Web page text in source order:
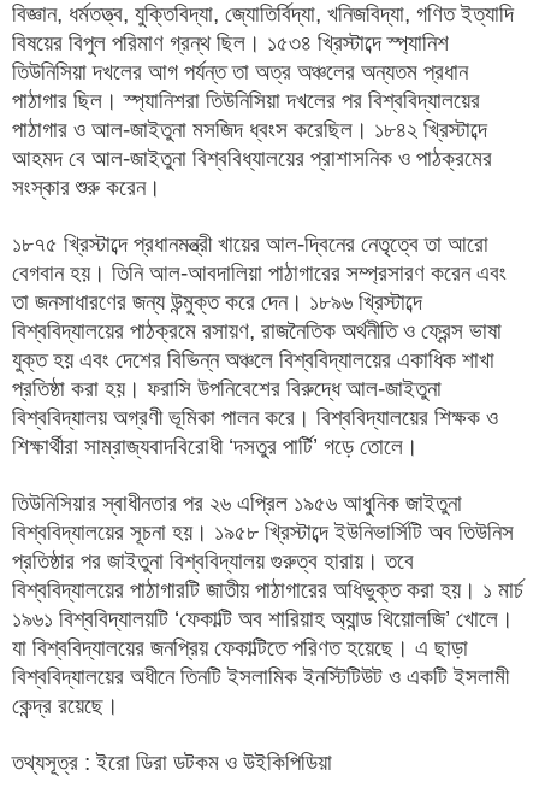
বিজ্ঞান, ধর্মতত্ত্ব, যুক্তিবিদ্যা, জ্যোতির্বিদ্যা, খনিজবিদ্যা, গণিত ইত্যাদি
বিষয়ের বিপুল পরিমাণ গ্রন্থ ছিল। ১৫৩৪ খ্রিস্টাব্দে স্প্যানিশ
তিউনিসিয়া দখলের আগ পর্যন্ত তা অত্র অঞ্চলের অন্যতম প্রধান
পাঠাগার ছিল। স্প্যানিশরা তিউনিসিয়া দখলের পর বিশ্ববিদ্যালয়ের
পাঠাগার ও আল-জাইতুনা মসজিদ ধ্বংস করেছিল। ১৮৪২ খ্রিস্টাব্দে
আহমদ বে আল-জাইতুনা বিশ্ববিধ্যালয়ের প্রাশাসনিক ও পাঠক্রমের
সংস্কার শুরু করেন।
১৮৭৫ খ্রিস্টাব্দে প্রধানমন্ত্রী খায়ের আল-দ্বিনের নেতৃত্বে তা আরো
বেগবান হয়। তিনি আল-আবদালিয়া পাঠাগারের সম্প্রসারণ করেন এবং
তা জনসাধারণের জন্য উন্মুক্ত করে দেন। ১৮৯৬ খ্রিস্টাব্দে
বিশ্ববিদ্যালয়ের পাঠক্রমে রসায়ণ, রাজনৈতিক অর্থনীতি ও ফ্রেন্স ভাষা
যুক্ত হয় এবং দেশের বিভিন্ন অঞ্চলে বিশ্ববিদ্যালয়ের একাধিক শাখা
প্রতিষ্ঠা করা হয়। ফরাসি উপনিবেশের বিরুদ্ধে আল-জাইতুনা
বিশ্ববিদ্যালয় অগ্রণী ভূমিকা পালন করে। বিশ্ববিদ্যালয়ের শিক্ষক ও
শিক্ষার্থীরা সাম্রাজ্যবাদবিরোধী ‘দসতুর পার্টি’ গড়ে তোলে।
তিউনিসিয়ার স্বাধীনতার পর ২৬ এপ্রিল ১৯৫৬ আধুনিক জাইতুনা
বিশ্ববিদ্যালয়ের সূচনা হয়। ১৯৫৮ খ্রিস্টাব্দে ইউনিভার্সিটি অব তিউনিস
প্রতিষ্ঠার পর জাইতুনা বিশ্ববিদ্যালয় গুরুত্ব হারায়। তবে
বিশ্ববিদ্যালয়ের পাঠাগারটি জাতীয় পাঠাগারের অধিভুক্ত করা হয়। ১ মার্চ
১৯৬১ বিশ্ববিদ্যালয়টি ‘ফেকাল্টি অব শারিয়াহ অ্যান্ড থিয়োলজি’ খোলে।
যা বিশ্ববিদ্যালয়ের জনপ্রিয় ফেকাল্টিতে পরিণত হয়েছে। এ ছাড়া
বিশ্ববিদ্যালয়ের অধীনে তিনটি ইসলামিক ইনস্টিটিউট ও একটি ইসলামী
কেন্দ্র রয়েছে।
তথ্যসূত্র : ইরো ডিরা ডটকম ও উইকিপিডিয়া